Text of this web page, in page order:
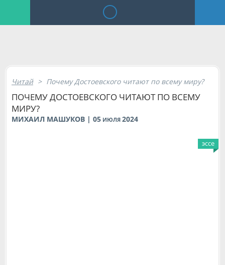
Читай > Почему Достоевского читают по всему миру?
ПОЧЕМУ ДОСТОЕВСКОГО ЧИТАЮТ ПО ВСЕМУ
МИРУ?
МИХАИЛ МАШУКОВ | 05 ИЮЛЯ 2024
эссе